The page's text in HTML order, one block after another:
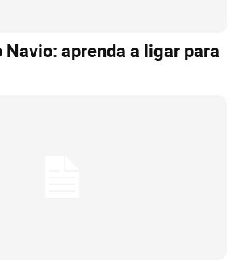
Navio: aprenda a ligar para